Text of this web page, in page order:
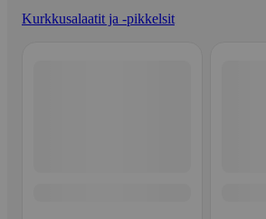
Kurkkusalaatit ja -pikkelsit